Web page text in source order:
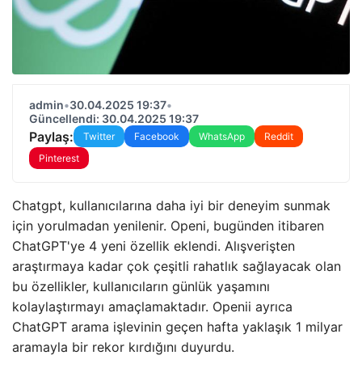
admin•30.04.2025 19:37•
Güncellendi: 30.04.2025 19:37
Paylaş: Twitter Facebook WhatsApp
Reddit
Pinterest
Chatgpt, kullanıcılarına daha iyi bir deneyim sunmak
için yorulmadan yenilenir. Openi, bugünden itibaren
ChatGPT'ye 4 yeni özellik eklendi. Alışverişten
araştırmaya kadar çok çeşitli rahatlık sağlayacak olan
bu özellikler, kullanıcıların günlük yaşamını
kolaylaştırmayı amaçlamaktadır. Openii ayrıca
ChatGPT arama işlevinin geçen hafta yaklaşık 1 milyar
aramayla bir rekor kırdığını duyurdu.